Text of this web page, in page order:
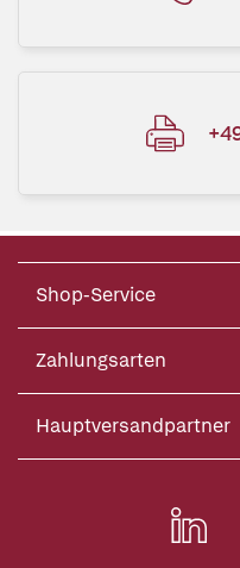
Shop-Service
Zahlungsarten
Hauptversandpartner